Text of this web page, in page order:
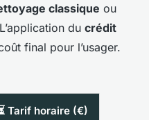
classique ou
du crédit
final pour l’usager.
Tarif horaire (€)